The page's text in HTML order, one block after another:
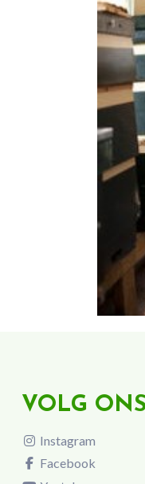
VOLG ONS
Instagram
Facebook